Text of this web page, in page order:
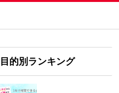
目的別ランキング